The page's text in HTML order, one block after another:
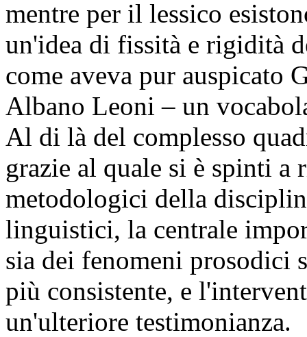
mentre per il lessico
un'idea di fissità e rigidità
come aveva pur auspicato
Albano Leoni – un
Al di là del complesso
grazie al quale si è spinti a
metodologici della
linguistici, la centrale
sia dei fenomeni prosodici
più consistente, e
un'ulteriore testimonianza.